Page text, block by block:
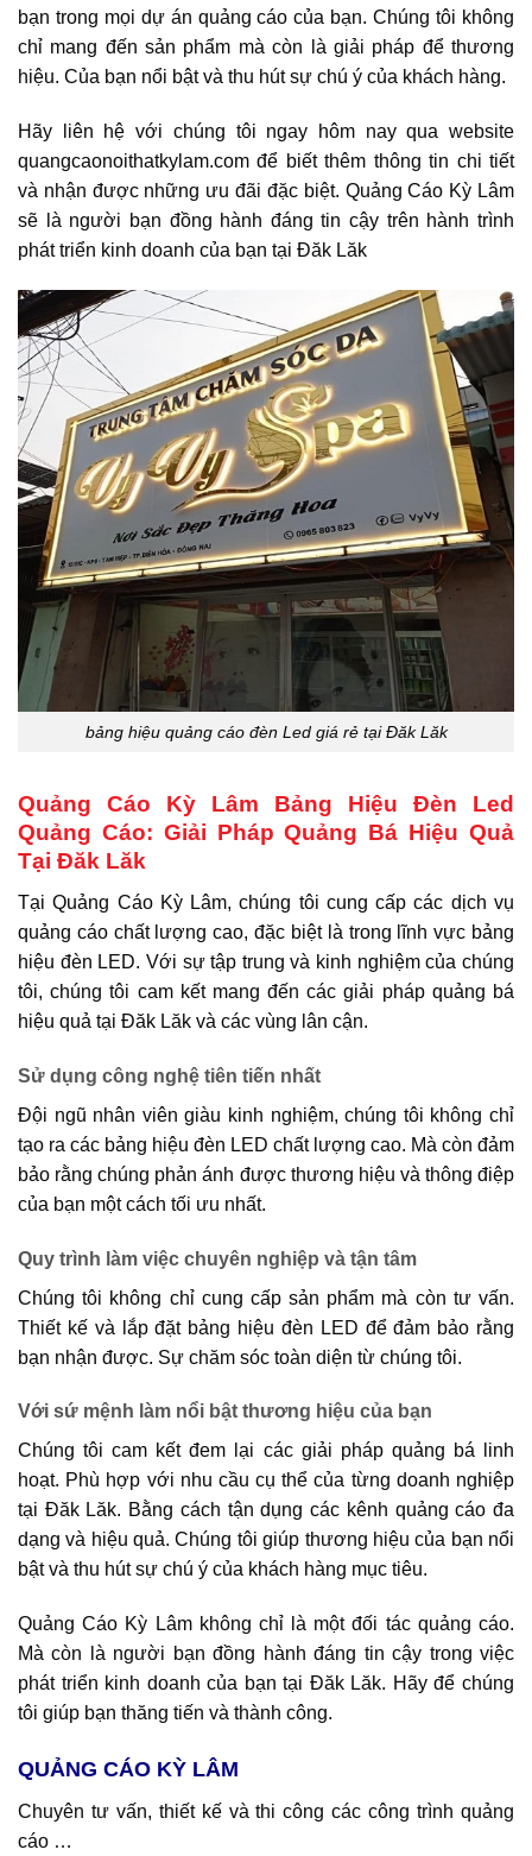
bạn trong mọi dự án quảng cáo của bạn. Chúng tôi không
chỉ mang đến sản phẩm mà còn là giải pháp để thương
hiệu. Của bạn nổi bật và thu hút sự chú ý của khách hàng.
Hãy liên hệ với chúng tôi ngay hôm nay qua website
quangcaonoithatkylam.com để biết thêm thông tin chi tiết
và nhận được những ưu đãi đặc biệt. Quảng Cáo Kỳ Lâm
sẽ là người bạn đồng hành đáng tin cậy trên hành trình
phát triển kinh doanh của bạn tại Đăk Lăk
bảng hiệu quảng cáo đèn Led giá rẻ tại Đăk Lăk
Quảng Cáo Kỳ Lâm Bảng Hiệu Đèn Led
Quảng Cáo: Giải Pháp Quảng Bá Hiệu Quả
Tại Đăk Lăk
Tại Quảng Cáo Kỳ Lâm, chúng tôi cung cấp các dịch vụ
quảng cáo chất lượng cao, đặc biệt là trong lĩnh vực bảng
hiệu đèn LED. Với sự tập trung và kinh nghiệm của chúng
tôi, chúng tôi cam kết mang đến các giải pháp quảng bá
hiệu quả tại Đăk Lăk và các vùng lân cận.
Sử dụng công nghệ tiên tiến nhất
Đội ngũ nhân viên giàu kinh nghiệm, chúng tôi không chỉ
tạo ra các bảng hiệu đèn LED chất lượng cao. Mà còn đảm
bảo rằng chúng phản ánh được thương hiệu và thông điệp
của bạn một cách tối ưu nhất.
Quy trình làm việc chuyên nghiệp và tận tâm
Chúng tôi không chỉ cung cấp sản phẩm mà còn tư vấn.
Thiết kế và lắp đặt bảng hiệu đèn LED để đảm bảo rằng
bạn nhận được. Sự chăm sóc toàn diện từ chúng tôi.
Với sứ mệnh làm nổi bật thương hiệu của bạn
Chúng tôi cam kết đem lại các giải pháp quảng bá linh
hoạt. Phù hợp với nhu cầu cụ thể của từng doanh nghiệp
tại Đăk Lăk. Bằng cách tận dụng các kênh quảng cáo đa
dạng và hiệu quả. Chúng tôi giúp thương hiệu của bạn nổi
bật và thu hút sự chú ý của khách hàng mục tiêu.
Quảng Cáo Kỳ Lâm không chỉ là một đối tác quảng cáo.
Mà còn là người bạn đồng hành đáng tin cậy trong việc
phát triển kinh doanh của bạn tại Đăk Lăk. Hãy để chúng
tôi giúp bạn thăng tiến và thành công.
QUẢNG CÁO KỲ LÂM
Chuyên tư vấn, thiết kế và thi công các công trình quảng
cáo …